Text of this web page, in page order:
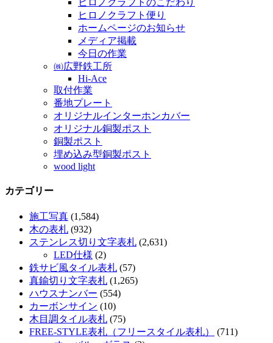
ヒロノクラフト便り
ホームページのお知らせ
メディア掲載
今日の作業
㈱広野鉄工所
Hi-Ace
取付作業
番地プレート
オリジナルインターホンカバー
オリジナル銅製ポスト
銅製ポスト
埋め込み型銅製ポスト
wood light
カテゴリー
施工写真 (1,584)
木の表札 (932)
ステンレス切り文字表札 (2,631)
LED仕様 (2)
鉄サビ風タイル表札 (57)
真鍮切り文字表札 (1,265)
ハウスナンバー (554)
カーボンサイン (10)
木目調タイル表札 (75)
FREE-STYLE表札（フリースタイル表札）
(711)